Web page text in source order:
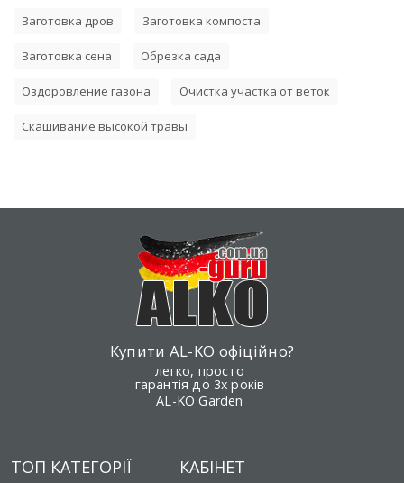
Заготовка дров Заготовка компоста
Заготовка сена Обрезка сада
Оздоровление газона Очистка участка от веток
Скашивание высокой травы
Купити AL-KO офіційно?
легко, просто
гарантія до 3х років
AL-KO Garden
ТОП КАТЕГОРІЇ КАБІНЕТ